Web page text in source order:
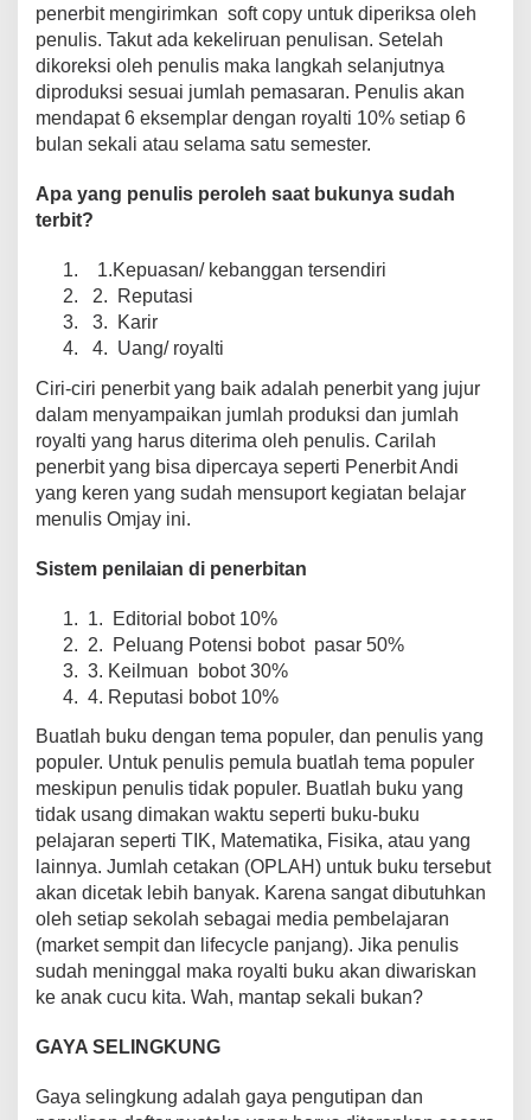
penerbit mengirimkan soft copy untuk diperiksa oleh
penulis. Takut ada kekeliruan penulisan. Setelah
dikoreksi oleh penulis maka langkah selanjutnya
diproduksi sesuai jumlah pemasaran. Penulis akan
mendapat 6 eksemplar dengan royalti 10% setiap 6
bulan sekali atau selama satu semester.
Apa yang penulis peroleh saat bukunya sudah
terbit?
1.Kepuasan/ kebanggan tersendiri
2. Reputasi
3. Karir
4. Uang/ royalti
Ciri-ciri penerbit yang baik adalah penerbit yang jujur
dalam menyampaikan jumlah produksi dan jumlah
royalti yang harus diterima oleh penulis. Carilah
penerbit yang bisa dipercaya seperti Penerbit Andi
yang keren yang sudah mensuport kegiatan belajar
menulis Omjay ini.
Sistem penilaian di penerbitan
1. Editorial bobot 10%
2. Peluang Potensi bobot pasar 50%
3. Keilmuan bobot 30%
4. Reputasi bobot 10%
Buatlah buku dengan tema populer, dan penulis yang
populer. Untuk penulis pemula buatlah tema populer
meskipun penulis tidak populer. Buatlah buku yang
tidak usang dimakan waktu seperti buku-buku
pelajaran seperti TIK, Matematika, Fisika, atau yang
lainnya. Jumlah cetakan (OPLAH) untuk buku tersebut
akan dicetak lebih banyak. Karena sangat dibutuhkan
oleh setiap sekolah sebagai media pembelajaran
(market sempit dan lifecycle panjang). Jika penulis
sudah meninggal maka royalti buku akan diwariskan
ke anak cucu kita. Wah, mantap sekali bukan?
GAYA SELINGKUNG
Gaya selingkung adalah gaya pengutipan dan